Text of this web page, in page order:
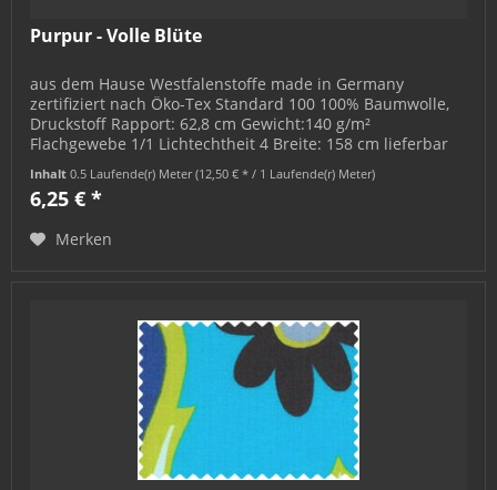
Purpur - Volle Blüte
aus dem Hause Westfalenstoffe made in Germany
zertifiziert nach Öko-Tex Standard 100 100% Baumwolle,
Druckstoff Rapport: 62,8 cm Gewicht:140 g/m²
Flachgewebe 1/1 Lichtechtheit 4 Breite: 158 cm lieferbar
Inhalt0.5 Laufende(r) Meter(12,50 € * / 1 Laufende(r) Meter)
6,25 € *
Merken